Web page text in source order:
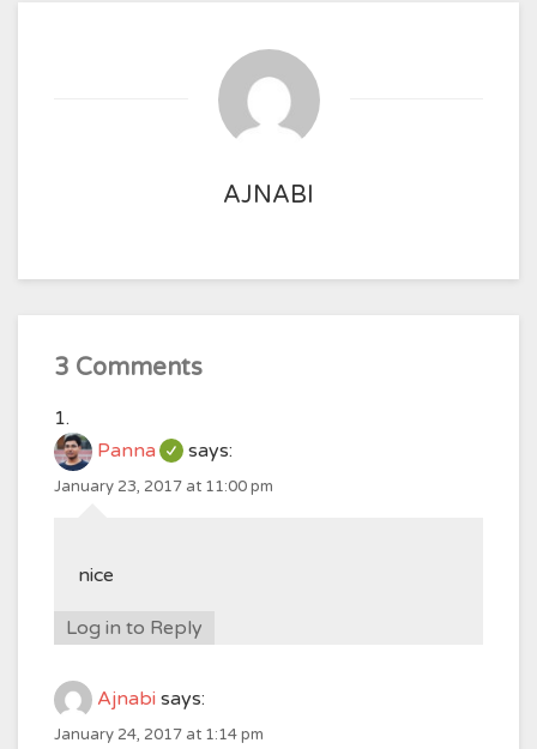
AJNABI
3 Comments
Panna says:
January 23, 2017 at 11:00 pm
nice
Log in to Reply
Ajnabi says:
January 24, 2017 at 1:14 pm